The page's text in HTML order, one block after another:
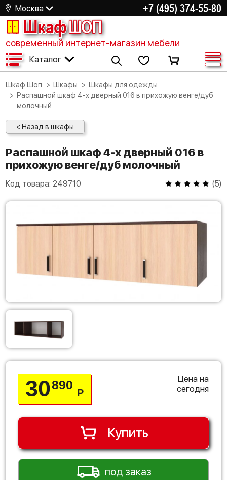
Москва +7 (495) 374-55-80
ШкафШОП
современный интернет-магазин мебели
Каталог
Шкаф Шоп Шкафы
Шкафы для одежды
Распашной шкаф 4-х дверный 016 в прихожую венге/дуб
молочный
< Назад в шкафы
Распашной шкаф 4-х дверный 016 в
прихожую венге/дуб молочный
Код товара: 249710 (5)
30890
Р
Цена на
сегодня
Купить
под заказ